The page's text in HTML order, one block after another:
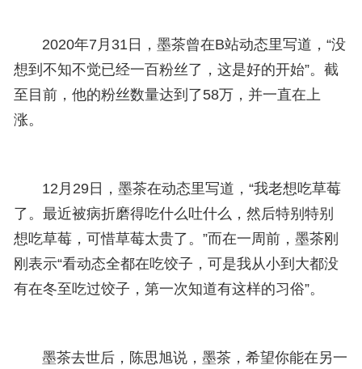
2020年7月31日，墨茶曾在B站动态里写道，“没
想到不知不觉已经一百粉丝了，这是好的开始”。截
至目前，他的粉丝数量达到了58万，并一直在上
涨。
12月29日，墨茶在动态里写道，“我老想吃草莓
了。最近被病折磨得吃什么吐什么，然后特别特别
想吃草莓，可惜草莓太贵了。”而在一周前，墨茶刚
刚表示“看动态全都在吃饺子，可是我从小到大都没
有在冬至吃过饺子，第一次知道有这样的习俗”。
墨茶去世后，陈思旭说，墨茶，希望你能在另一